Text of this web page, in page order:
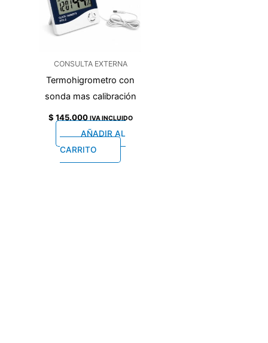
CONSULTA EXTERNA
Termohigrometro con
sonda mas calibración
$ 145.000 IVA INCLUIDO
AÑADIR AL
CARRITO